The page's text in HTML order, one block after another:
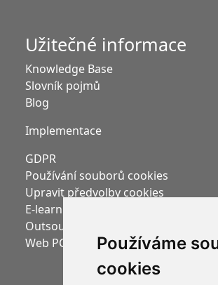
Používáme
cookies
Užitečné informace
Knowledge Base
Slovník pojmů
Blog
Implementace
GDPR
Používání souborů cookies
Upravit předvolby cookies
E-learning Moodle
Outsourcing mezd
Web PC HELP, a.s.